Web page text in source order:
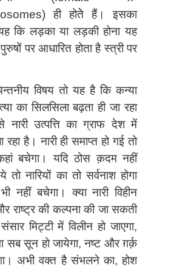
ही होतेे हैं। इसका
कि लड़का या लड़की होना यह
पुरुषों पर आधारित होता है स्त्री पर
विषय तो यह है कि कन्या
का सिलसिला बढ़ता ही जा रहा
नारी उत्पत्ति का ग्राफ देश में
रहा है। नारी ही समाप्त हो गई तो
बचेगा। यदि ठोस क़दम नहीं
तो नारियों का तो सर्वनाश होगा
नहीं बचेगा। क्या नारी विहीन
राष्ट्र की कल्पना की जा सकती
मिट्टी में विलीन हो जाएगा,
सब सून हो जायेगा, नष्ट और ग़र्क़
अभी वक्त है संभलने का, होश